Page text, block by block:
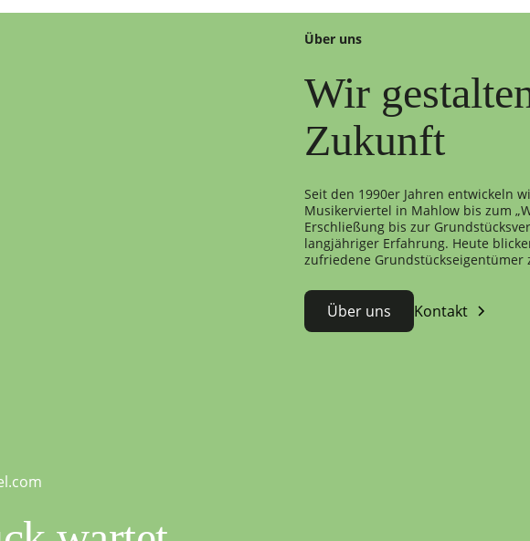
Über uns
Wir
Zukunft
Seit den 1990er Jahren entwickeln
Musikerviertel in Mahlow bis zum
Erschließung bis zur
langjähriger Erfahrung. Heute
zufriedene Grundstückseigentümer
Über uns Kontakt